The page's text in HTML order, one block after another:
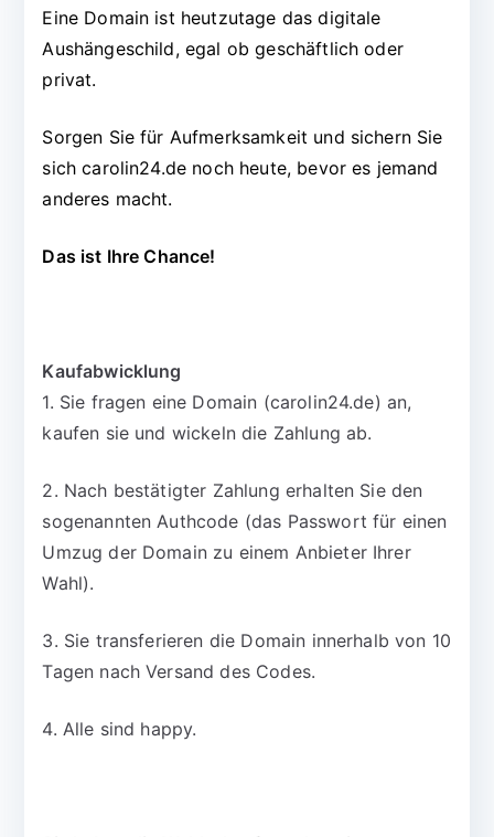
Eine Domain ist heutzutage das digitale
Aushängeschild, egal ob geschäftlich oder
privat.
Sorgen Sie für Aufmerksamkeit und sichern Sie
sich carolin24.de noch heute, bevor es jemand
anderes macht.
Das ist Ihre Chance!
Kaufabwicklung
1. Sie fragen eine Domain (carolin24.de) an,
kaufen sie und wickeln die Zahlung ab.
2. Nach bestätigter Zahlung erhalten Sie den
sogenannten Authcode (das Passwort für einen
Umzug der Domain zu einem Anbieter Ihrer
Wahl).
3. Sie transferieren die Domain innerhalb von 10
Tagen nach Versand des Codes.
4. Alle sind happy.